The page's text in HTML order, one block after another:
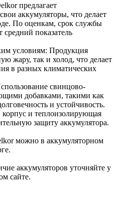
предлагает
аккумуляторы, что делает
По оценкам, срок службы
средний показатель
условиям: Продукция
жару, так и холод, что делает
в разных климатических
свинцово-
добавками, такими как
и устойчивость.
и теплоизолирующая
защиту аккумулятора.
можно в аккумуляторном
аккумуляторов уточняйте у
сайте.